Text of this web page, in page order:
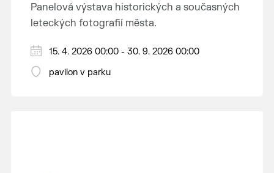
Panelová výstava historických a současných
leteckých fotografií města.
15. 4. 2026 00:00 - 30. 9. 2026 00:00
pavilon v parku